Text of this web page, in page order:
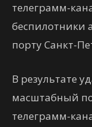
телеграмм-
беспилотники
порту Санкт-
В результате
масштабный
телеграмм-